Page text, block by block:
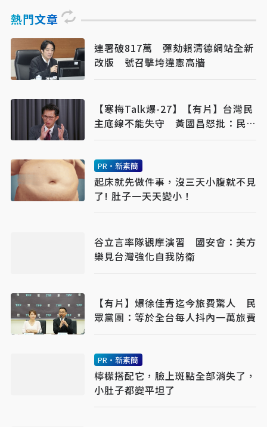
熱門文章
連署破817萬 彈劾賴清德網站全新
改版 號召擊垮違憲高牆
【寒梅Talk爆-27】【有片】台灣民
主底線不能失守 黃國昌怒批：民進
黨不要臉
PR・新素簡
起床就先做件事，沒三天小腹就不見
了! 肚子一天天變小！
谷立言率隊觀摩演習 國安會：美方
樂見台灣強化自我防衛
【有片】爆徐佳青迄今旅費驚人 民
眾黨團：等於全台每人抖內一萬旅費
PR・新素簡
檸檬搭配它，臉上斑點全部消失了，
小肚子都變平坦了